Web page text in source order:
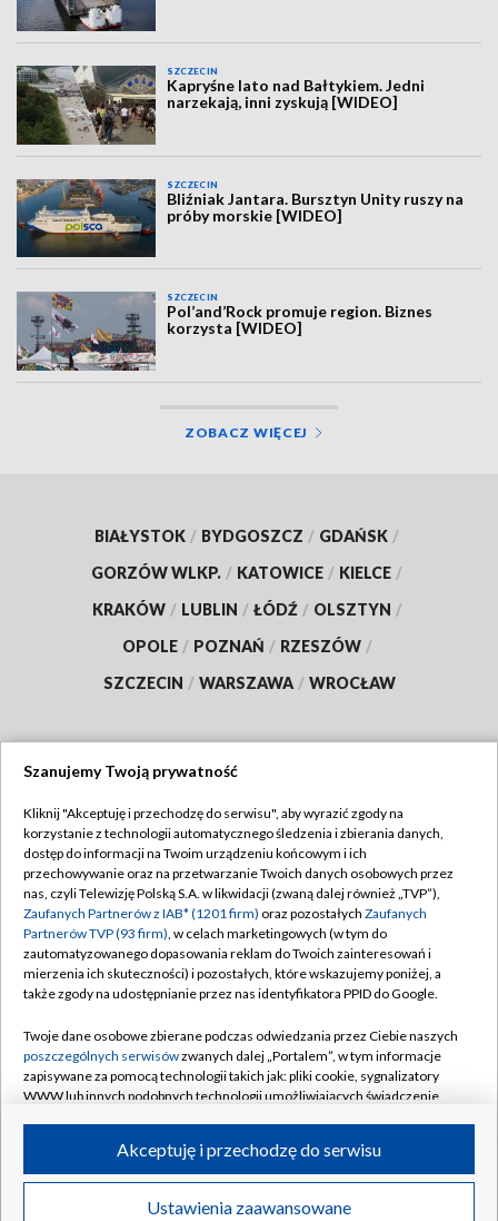
SZCZECIN
Kapryśne lato nad Bałtykiem. Jedni
narzekają, inni zyskują [WIDEO]
SZCZECIN
Bliźniak Jantara. Bursztyn Unity ruszy na
próby morskie [WIDEO]
SZCZECIN
Pol’and’Rock promuje region. Biznes
korzysta [WIDEO]
ZOBACZ WIĘCEJ
BIAŁYSTOK / BYDGOSZCZ / GDAŃSK /
GORZÓW WLKP. / KATOWICE / KIELCE /
KRAKÓW / LUBLIN / ŁÓDŹ / OLSZTYN /
OPOLE / POZNAŃ / RZESZÓW /
SZCZECIN / WARSZAWA / WROCŁAW
TVP
Abonament TVP
Emisja w TVP
Centrum informacji TVP
Naziemna Telewizja Cyfrowa
Rada Programowa
System NOS
Informacje o nadawcy
Program dla prasy
Regulamin TVP
Polityka prywatności
Moje zgody
Pomoc
Kontakt
Kanały
©2026 Telewizja Polska S.A. w likwidacji
Szanujemy Twoją prywatność
Kliknij "Akceptuję i przechodzę do serwisu", aby wyrazić zgody na
korzystanie z technologii automatycznego śledzenia i zbierania danych,
dostęp do informacji na Twoim urządzeniu końcowym i ich
przechowywanie oraz na przetwarzanie Twoich danych osobowych przez
nas, czyli Telewizję Polską S.A. w likwidacji (zwaną dalej również „TVP”),
Zaufanych Partnerów z IAB* (1201 firm) oraz pozostałych Zaufanych
Partnerów TVP (93 firm), w celach marketingowych (w tym do
zautomatyzowanego dopasowania reklam do Twoich zainteresowań i
mierzenia ich skuteczności) i pozostałych, które wskazujemy poniżej, a
także zgody na udostępnianie przez nas identyfikatora PPID do Google.
Twoje dane osobowe zbierane podczas odwiedzania przez Ciebie naszych
poszczególnych serwisówzwanych dalej „Portalem”, w tym informacje
zapisywane za pomocą technologii takich jak: pliki cookie, sygnalizatory
WWW lub innych podobnych technologii umożliwiających świadczenie
ruchu w Internecie.
Twoje dane osobowe zbierane podczas odwiedzania przez Ciebie
Ustawienia zaawansowane
Akceptuję i przechodzę do serwisu